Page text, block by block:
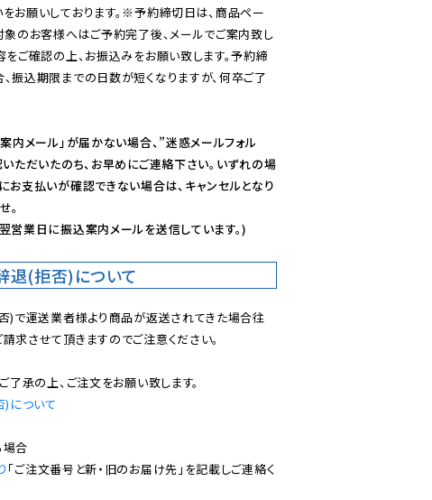
お願いしております。※予約締切日は、商品ペー
象のお客様へはご予約完了後、メールでご案内致し
をご確認の上、お振込みをお願い致します。予約締
振込期限までの日数が短くなりますが、何卒ご了
案内メール」が届かない場合、”迷惑メールフォル
ただいたのち、お早めにご連絡下さい。いずれの場
お支払いが確認できない場合は、キャンセルとなり
。
業日に振込案内メールを送信しています。)
退(拒否)について
)で運送業者様より商品が返送されてきた場合往
求させて頂きますのでご注意ください。
)について
「ご注文番号と新・旧のお届け先」を記載しご連絡く